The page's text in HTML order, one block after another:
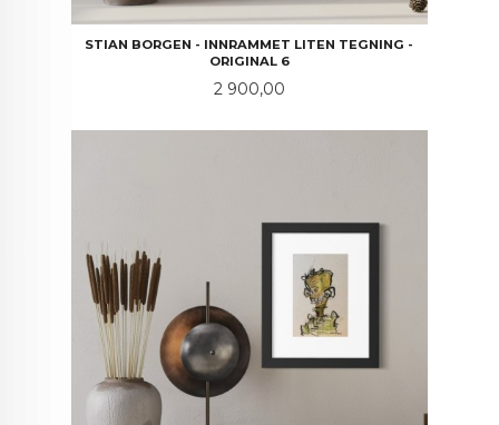
STIAN BORGEN - INNRAMMET LITEN TEGNING -
ORIGINAL 6
Pris
2 900,00